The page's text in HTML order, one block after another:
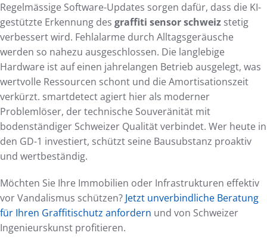
Regelmässige Software-Updates sorgen dafür, dass die KI-
gestützte Erkennung des graffiti sensor schweiz stetig
verbessert wird. Fehlalarme durch Alltagsgeräusche
werden so nahezu ausgeschlossen. Die langlebige
Hardware ist auf einen jahrelangen Betrieb ausgelegt, was
wertvolle Ressourcen schont und die Amortisationszeit
verkürzt. smartdetect agiert hier als moderner
Problemlöser, der technische Souveränität mit
bodenständiger Schweizer Qualität verbindet. Wer heute in
den GD-1 investiert, schützt seine Bausubstanz proaktiv
und wertbeständig.
Möchten Sie Ihre Immobilien oder Infrastrukturen effektiv
vor Vandalismus schützen? Jetzt unverbindliche Beratung
für Ihren Graffitischutz anfordern und von Schweizer
Ingenieurskunst profitieren.